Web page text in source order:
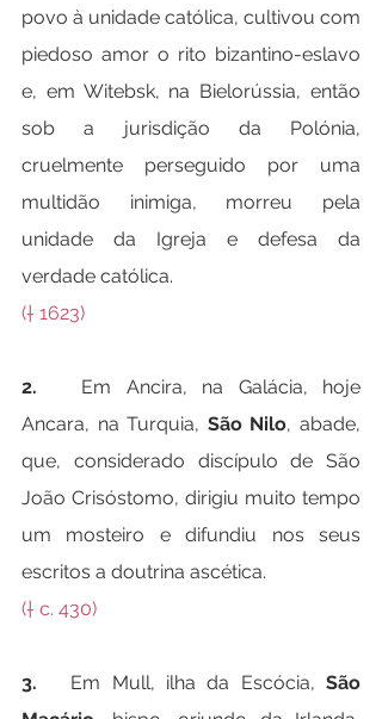
povo à unidade católica, cultivou com
piedoso amor o rito bizantino-eslavo
e, em Witebsk, na Bielorússia, então
sob a jurisdição da Polónia,
cruelmente perseguido por uma
multidão inimiga, morreu pela
unidade da Igreja e defesa da
verdade católica.
(† 1623)
2. Em Ancira, na Galácia, hoje
Ancara, na Turquia, São Nilo, abade,
que, considerado discípulo de São
João Crisóstomo, dirigiu muito tempo
um mosteiro e difundiu nos seus
escritos a doutrina ascética.
(† c. 430)
3. Em Mull, ilha da Escócia, São